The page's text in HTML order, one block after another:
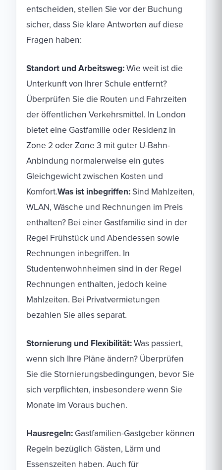
entscheiden, stellen Sie vor der Buchung
sicher, dass Sie klare Antworten auf diese
Fragen haben:
Standort und Arbeitsweg:Wie weit ist die
Unterkunft von Ihrer Schule entfernt?
Überprüfen Sie die Routen und Fahrzeiten
der öffentlichen Verkehrsmittel. In London
bietet eine Gastfamilie oder Residenz in
Zone 2 oder Zone 3 mit guter U-Bahn-
Anbindung normalerweise ein gutes
Gleichgewicht zwischen Kosten und
Komfort.Was ist inbegriffen: Sind Mahlzeiten,
WLAN, Wäsche und Rechnungen im Preis
enthalten? Bei einer Gastfamilie sind in der
Regel Frühstück und Abendessen sowie
Rechnungen inbegriffen. In
Studentenwohnheimen sind in der Regel
Rechnungen enthalten, jedoch keine
Mahlzeiten. Bei Privatvermietungen
bezahlen Sie alles separat.
Stornierung und Flexibilität:Was passiert,
wenn sich Ihre Pläne ändern? Überprüfen
Sie die Stornierungsbedingungen, bevor Sie
sich verpflichten, insbesondere wenn Sie
Monate im Voraus buchen.
Hausregeln: Gastfamilien-Gastgeber können
Regeln bezüglich Gästen, Lärm und
Essenszeiten haben. Auch für